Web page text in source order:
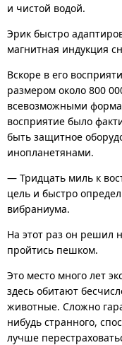
и чистой водой.
Эрик быстро
магнитная индукция
Вскоре в его
размером около 800
всевозможными
восприятие было
быть защитное
инопланетянами.
— Тридцать миль к
цель и быстро
вибраниума.
На этот раз он решил
пройтись пешком.
Это место много лет
здесь обитают
животные. Сложно
нибудь странного,
лучше